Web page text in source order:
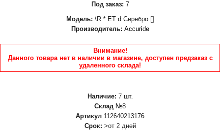
Под заказ: 7
Модель: \R * ET d Серебро []
Производитель: Accuride
Внимание!
Данного товара нет в наличии в магазине, доступен предзаказ с
удаленного склада!
Наличие: 7 шт.
Склад №8
Артикул 112640213176
Срок: >от 2 дней